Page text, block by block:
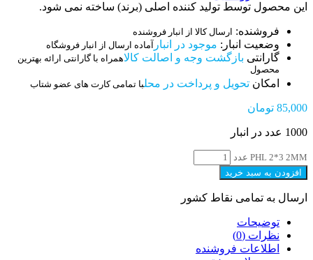
این محصول توسط تولید کننده اصلی (برند) ساخته نمی شود.
فروشنده: ارسال کالا از انبار فروشنده
وضعیت انبار: موجود در انبار آماده ارسال از انبار فروشگاه
گارانتی بازگشت وجه و اصالت کالاهمراه با گارانتی ارائه بهترین
محصول
امکان تحویل و پرداخت در محلبا تمامی کارت های عضو شتاب
85,000 تومان
1000 عدد در انبار
PHL 2*3 2MM عدد
افزودن به سبد خرید
ارسال به تمامی نقاط کشور
توضیحات
نظرات (0)
اطلاعات فروشنده